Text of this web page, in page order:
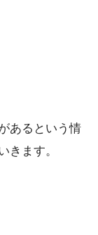
あるという情
きます。